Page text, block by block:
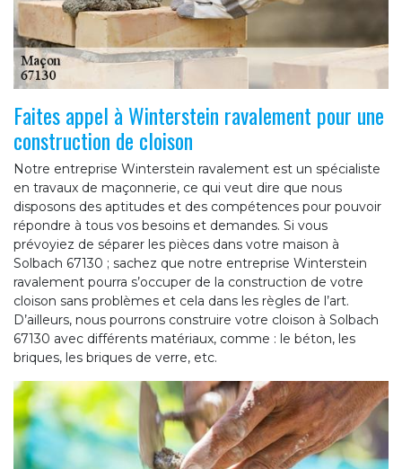
Faites appel à Winterstein ravalement pour une
construction de cloison
Notre entreprise Winterstein ravalement est un spécialiste
en travaux de maçonnerie, ce qui veut dire que nous
disposons des aptitudes et des compétences pour pouvoir
répondre à tous vos besoins et demandes. Si vous
prévoyiez de séparer les pièces dans votre maison à
Solbach 67130 ; sachez que notre entreprise Winterstein
ravalement pourra s’occuper de la construction de votre
cloison sans problèmes et cela dans les règles de l’art.
D’ailleurs, nous pourrons construire votre cloison à Solbach
67130 avec différents matériaux, comme : le béton, les
briques, les briques de verre, etc.